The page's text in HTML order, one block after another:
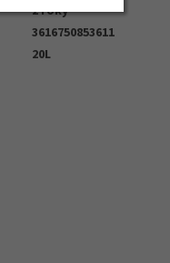
2 roky
3616750853611
20L